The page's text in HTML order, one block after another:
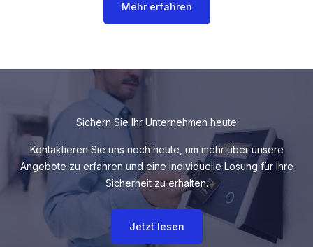
Mehr erfahren
Sichern Sie Ihr Unternehmen heute
Kontaktieren Sie uns noch heute, um mehr über unsere
Angebote zu erfahren und eine individuelle Lösung für Ihre
Sicherheit zu erhalten.
Jetzt lesen